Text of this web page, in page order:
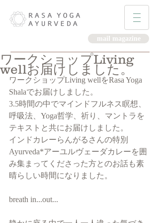
mail magazine
ワークショップLiving
wellお届けしました。
ワークショップLiving wellをRasa Yoga
Shalaでお届けしました。
3.5時間の中でマインドフルネス瞑想、
呼吸法、Yoga哲学、祈り、マントラを
テキストと共にお届けしました。
インドカレーらんがるさんの特別
Ayurveda*アーユルヴェーダカレーを囲
み集まってくださった方とのお話も素
晴らしい時間になりました。
breath in...out...